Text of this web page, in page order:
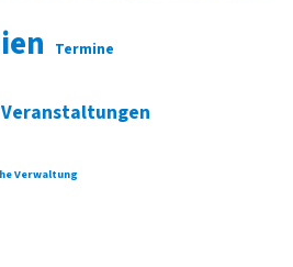
Termine
Veranstaltungen
Verwaltung